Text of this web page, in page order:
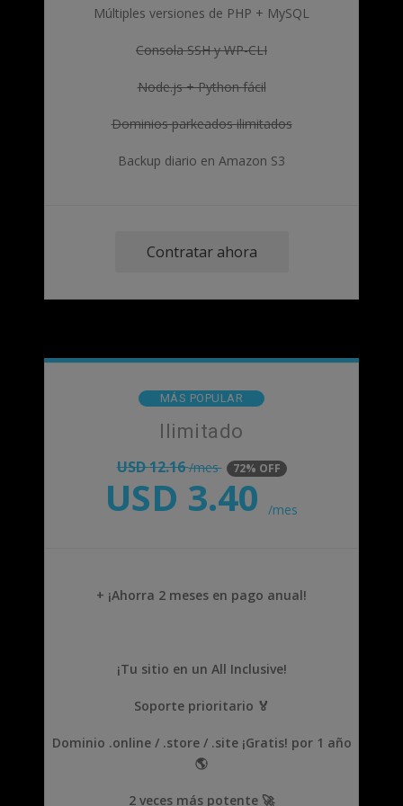
Múltiples versiones de PHP + MySQL
Consola SSH y WP-CLI
Node.js + Python fácil
Dominios parkeados ilimitados
Backup diario en Amazon S3
Contratar ahora
MÁS POPULAR
Ilimitado
USD12.16 /mes 72% OFF
USD 3.40 /mes
+ ¡Ahorra 2 meses en pago anual!
¡Tu sitio en un All Inclusive!
Soporte prioritario 🏅
Dominio .online / .store / .site ¡Gratis! por 1 año
🌎
2 veces más potente 🚀